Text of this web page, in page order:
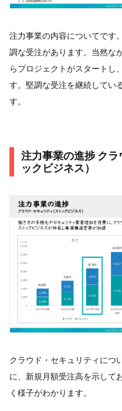
注力事業の内容についてです
調な受注があります。当然な
らプロジェクトがスタートし
す。堅調な受注を継続してい
す。
注力事業の進捗 ク
ックビジネス）
クラウド・セキュリティにつ
に、新規月額受注高を示して
く様子がわかります。